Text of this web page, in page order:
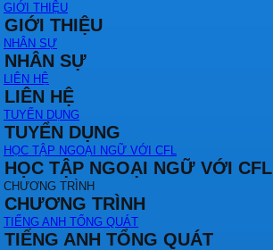
GIỚI THIỆU
GIỚI THIỆU
NHÂN SỰ
NHÂN SỰ
LIÊN HỆ
LIÊN HỆ
TUYỂN DỤNG
TUYỂN DỤNG
HỌC TẬP NGOẠI NGỮ VỚI CFL
HỌC TẬP NGOẠI NGỮ VỚI CFL
CHƯƠNG TRÌNH
CHƯƠNG TRÌNH
TIẾNG ANH TỔNG QUÁT
TIẾNG ANH TỔNG QUÁT